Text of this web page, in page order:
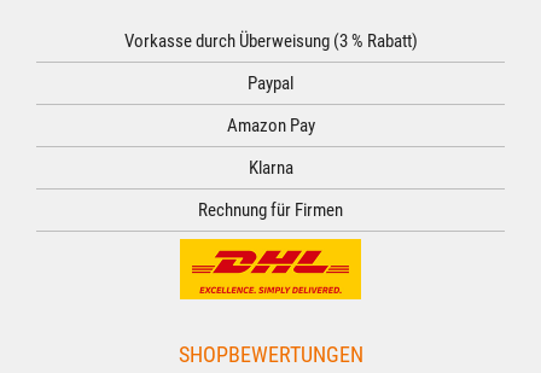
Vorkasse durch Überweisung (3 % Rabatt)
Paypal
Amazon Pay
Klarna
Rechnung für Firmen
SHOPBEWERTUNGEN